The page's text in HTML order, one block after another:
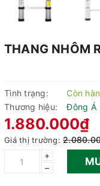
THANG NHÔM
Tình trạng:
Còn
Thương hiệu:
Đông Á
1.880.000₫
Giá thị trường:
+
–